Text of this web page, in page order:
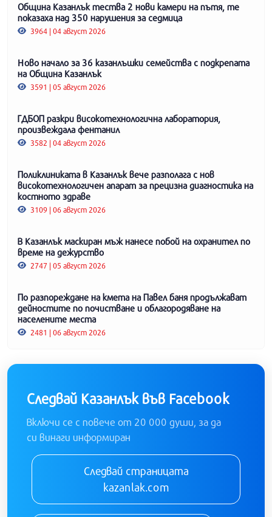
Община Казанлък тества 2 нови камери на пътя, те
показаха над 350 нарушения за седмица
3964 | 04 август 2026
Ново начало за 36 казанлъшки семейства с подкрепата
на Община Казанлък
3591 | 05 август 2026
ГДБОП разкри високотехнологична лаборатория,
произвеждала фентанил
3582 | 04 август 2026
Поликлиниката в Казанлък вече разполага с нов
високотехнологичен апарат за прецизна диагностика на
костното здраве
3109 | 06 август 2026
В Казанлък маскиран мъж нанесе побой на охранител по
време на дежурство
2747 | 05 август 2026
По разпореждане на кмета на Павел баня продължават
дейностите по почистване и облагородяване на
населените места
2481 | 06 август 2026
Следвай Казанлък във Facebook
Включи се с повече от 20 000 души, за да
си винаги информиран
Следвай страницата
kazanlak.com